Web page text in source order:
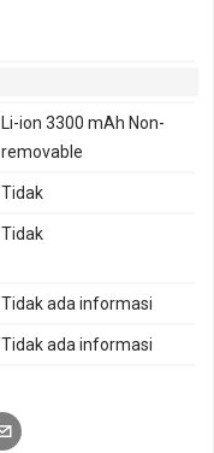
Li-ion 3300 mAh Non-
removable
Tidak
Tidak
Tidak ada informasi
Tidak ada informasi